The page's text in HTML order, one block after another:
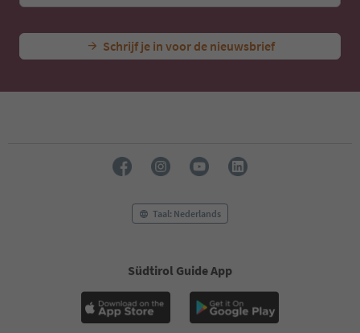
Schrijf je in voor de nieuwsbrief
Taal: Nederlands
Südtirol Guide App